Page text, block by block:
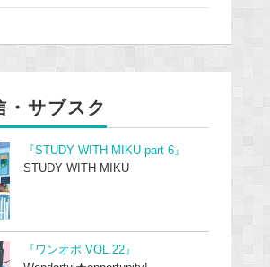
・サブスク
『STUDY WITH MIKU part 6』
STUDY WITH MIKU
『ワンオポ VOL.22』